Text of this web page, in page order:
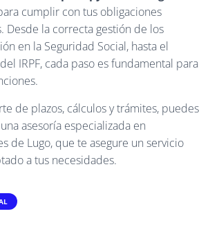
cumplir con tus obligaciones
Desde la correcta gestión de los
en la Seguridad Social, hasta el
IRPF, cada paso es fundamental para
de plazos, cálculos y trámites, puedes
asesoría especializada en
de Lugo, que te asegure un servicio
a tus necesidades.